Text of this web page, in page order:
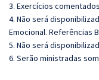
3. Exercícios
4. Não será
Emocional. Referências
5. Não será
6. Serão ministradas